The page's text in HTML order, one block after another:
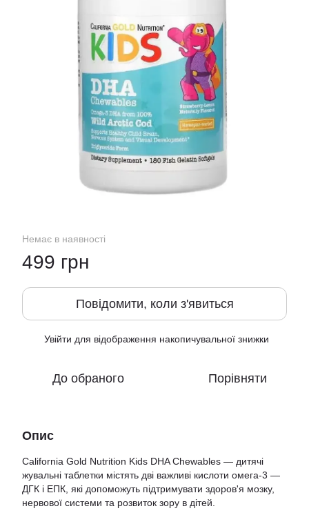
Немає в наявності
499 грн
Повідомити, коли з'явиться
Увійти для відображення накопичувальної знижки
До обраного Порівняти
Опис
California Gold Nutrition Kids DHA Chewables — дитячі
жувальні таблетки містять дві важливі кислоти омега-3 —
ДГК і ЕПК, які допоможуть підтримувати здоров'я мозку,
нервової системи та розвиток зору в дітей.